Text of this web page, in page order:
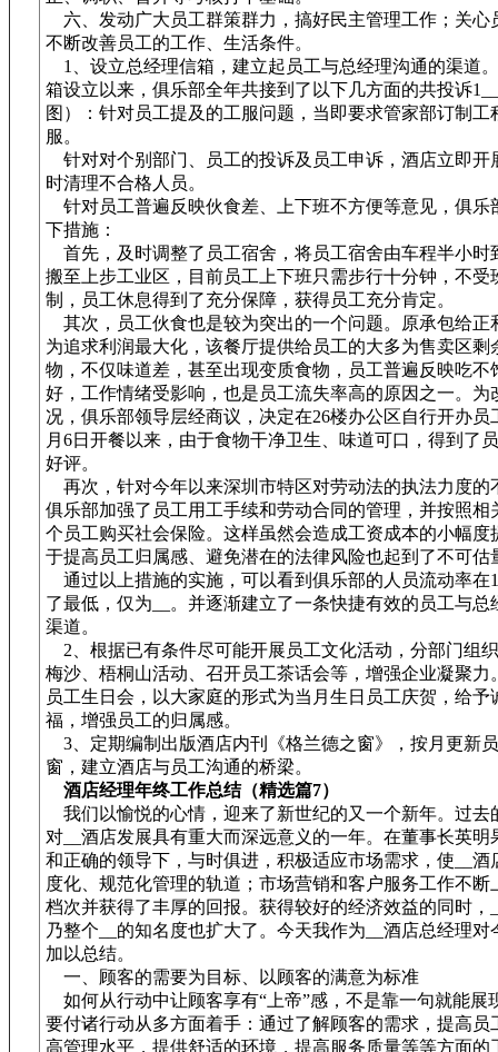
六、发动广大员工群策群力，搞好民主管理工作；关心
不断改善员工的工作、生活条件。
1、设立总经理信箱，建立起员工与总经理沟通的渠道
箱设立以来，俱乐部全年共接到了以下几方面的共投诉
图）：针对员工提及的工服问题，当即要求管家部订制工
服。
针对对个别部门、员工的投诉及员工申诉，酒店立即开
时清理不合格人员。
针对员工普遍反映伙食差、上下班不方便等意见，俱乐
下措施：
首先，及时调整了员工宿舍，将员工宿舍由车程半小时
搬至上步工业区，目前员工上下班只需步行十分钟，不受
制，员工休息得到了充分保障，获得员工充分肯定。
其次，员工伙食也是较为突出的一个问题。原承包给正
为追求利润最大化，该餐厅提供给员工的大多为售卖区剩
物，不仅味道差，甚至出现变质食物，员工普遍反映吃不
好，工作情绪受影响，也是员工流失率高的原因之一。为
况，俱乐部领导层经商议，决定在26楼办公区自行开办员
月6日开餐以来，由于食物干净卫生、味道可口，得到了
好评。
再次，针对今年以来深圳市特区对劳动法的执法力度的
俱乐部加强了员工用工手续和劳动合同的管理，并按照相
个员工购买社会保险。这样虽然会造成工资成本的小幅度
于提高员工归属感、避免潜在的法律风险也起到了不可估
通过以上措施的实施，可以看到俱乐部的人员流动率在
了最低，仅为__。并逐渐建立了一条快捷有效的员工与总
渠道。
2、根据已有条件尽可能开展员工文化活动，分部门组
梅沙、梧桐山活动、召开员工茶话会等，增强企业凝聚力
员工生日会，以大家庭的形式为当月生日员工庆贺，给予
福，增强员工的归属感。
3、定期编制出版酒店内刊《格兰德之窗》，按月更新
窗，建立酒店与员工沟通的桥梁。
酒店经理年终工作总结（精选篇7）
我们以愉悦的心情，迎来了新世纪的又一个新年。过去
对__酒店发展具有重大而深远意义的一年。在董事长英明
和正确的领导下，与时俱进，积极适应市场需求，使__酒
度化、规范化管理的轨道；市场营销和客户服务工作不断
档次并获得了丰厚的回报。获得较好的经济效益的同时，
乃整个__的知名度也扩大了。今天我作为__酒店总经理对
加以总结。
一、顾客的需要为目标、以顾客的满意为标准
如何从行动中让顾客享有“上帝”感，不是靠一句就能展
要付诸行动从多方面着手：通过了解顾客的需求，提高员
高管理水平，提供舒适的环境，提高服务质量等等方面的